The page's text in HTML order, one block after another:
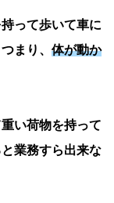
って歩いて車に
まり、 体が動か
い荷物を持って
業務すら出来な